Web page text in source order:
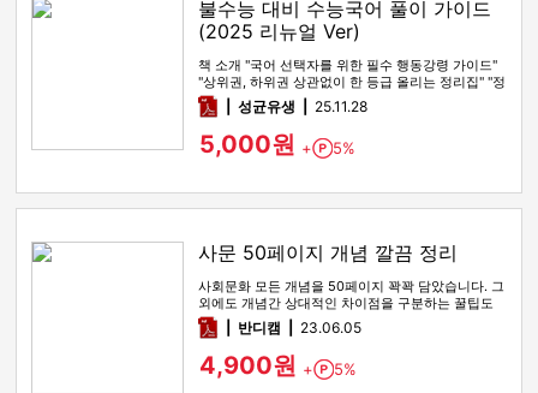
불수능 대비 수능국어 풀이 가이드
(2025 리뉴얼 Ver)
책 소개 "국어 선택자를 위한 필수 행동강령 가이드"
"상위권, 하위권 상관없이 한 등급 올리는 정리집" "정
시파이터 적극 …
pdf성균유생 25.11.28
5,000원 + Point
5%
사문 50페이지 개념 깔끔 정리
사회문화 모든 개념을 50페이지 꽉꽉 담았습니다. 그
외에도 개념간 상대적인 차이점을 구분하는 꿀팁도
함께 있습니다
pdf반디캠 23.06.05
4,900원 + Point
5%